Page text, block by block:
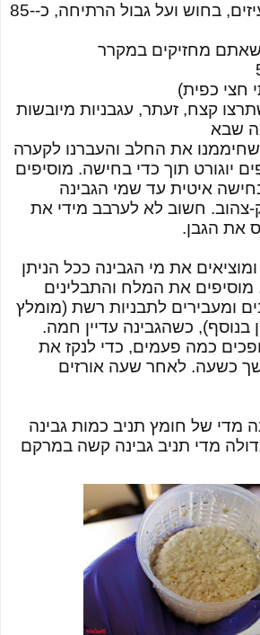
ליטר חלב בקר או עיזים, בחוש ועל גבול הרתיחה, כ-85-
שאתם מחזיקים במקרר
חצי כפית)
קצח, זעתר, עגבניות מיובשות
שבא
את החלב והעברנו לקערה
יוגורט תוך כדי בחישה. מוסיפים
איטית עד שמי הגבינה
צהוב. חשוב לא לערבב מידי את
את הגבן.
את מי הגבינה ככל הניתן
את המלח והתבלינים
ומעבירים לתבניות רשת (מומלץ
כשהגבינה עדיין חמה.
כמה פעמים, כדי לנקז את
כשעה. לאחר שעה אורזים
מדי של חומץ תניב כמות גבינה
מדי תניב גבינה קשה במרקם